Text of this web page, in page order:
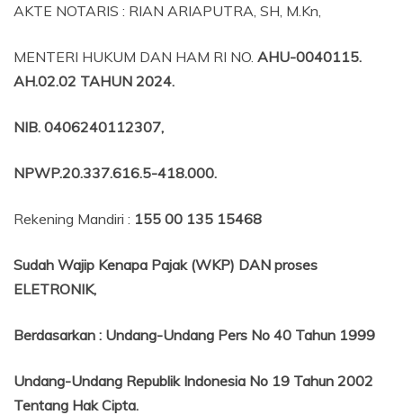
AKTE NOTARIS : RIAN ARIAPUTRA, SH, M.Kn,
MENTERI HUKUM DAN HAM RI NO. AHU-0040115.
AH.02.02 TAHUN 2024.
NIB. 0406240112307,
NPWP.20.337.616.5-418.000.
Rekening Mandiri : 155 00 135 15468
Sudah Wajip Kenapa Pajak (WKP) DAN proses
ELETRONIK,
Berdasarkan : Undang-Undang Pers No 40 Tahun 1999
Undang-Undang Republik Indonesia No 19 Tahun 2002
Tentang Hak Cipta.